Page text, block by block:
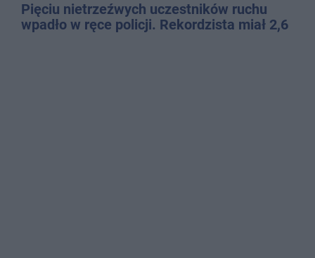
Pięciu nietrzeźwych uczestników ruchu
wpadło w ręce policji. Rekordzista miał 2,6